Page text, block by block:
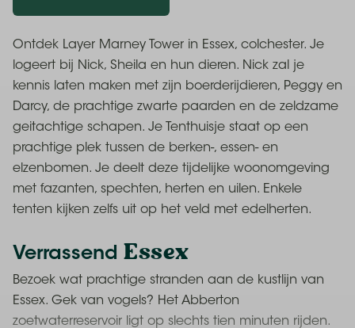
Ontdek Layer Marney Tower in Essex, colchester. Je
logeert bij Nick, Sheila en hun dieren. Nick zal je
kennis laten maken met zijn boerderijdieren, Peggy en
Darcy, de prachtige zwarte paarden en de zeldzame
geitachtige schapen. Je Tenthuisje staat op een
prachtige plek tussen de berken-, essen- en
elzenbomen. Je deelt deze tijdelijke woonomgeving
met fazanten, spechten, herten en uilen. Enkele
tenten kijken zelfs uit op het veld met edelherten.
Verrassend Essex
Bezoek wat prachtige stranden aan de kustlijn van
Essex. Gek van vogels? Het Abberton
zoetwaterreservoir ligt op slechts tien minuten rijden.